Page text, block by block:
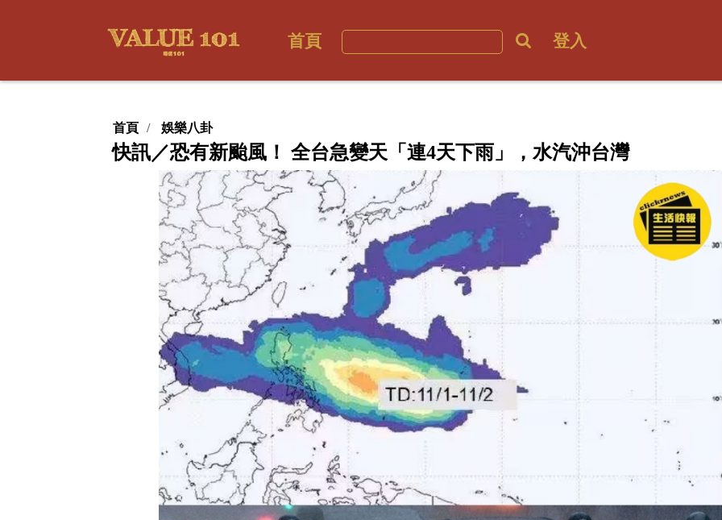
首頁 登入
首頁 娛樂八卦
快訊／恐有新颱風！ 全台急變天「連4天下雨」，水汽沖台灣